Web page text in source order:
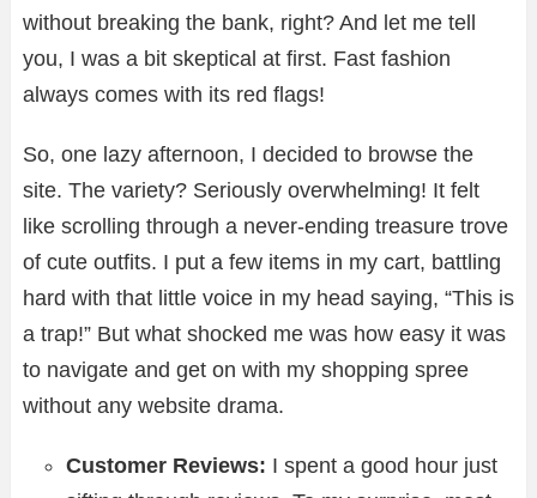
without breaking the bank, right? And let me tell
you, I was a bit skeptical at first. Fast fashion
always comes with its red flags!
So, one lazy afternoon, I decided to browse the
site. The variety? Seriously overwhelming! It felt
like scrolling through a never-ending treasure trove
of cute outfits. I put a few items in my cart, battling
hard with that little voice in my head saying, “This is
a trap!” But what shocked me was how easy it was
to navigate and get on with my shopping spree
without any website drama.
Customer Reviews: I spent a good hour just